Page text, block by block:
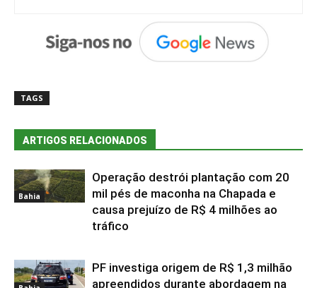
TAGS
ARTIGOS RELACIONADOS
Bahia
Operação destrói plantação com 20
mil pés de maconha na Chapada e
causa prejuízo de R$ 4 milhões ao
tráfico
PF investiga origem de R$ 1,3 milhão
apreendidos durante abordagem na